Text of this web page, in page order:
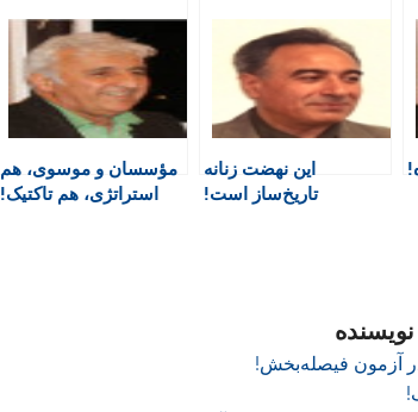
e
این نهضت زنانه
تاریخ‌ساز است!
مؤسسان و موسوی، هم
استراتژی، هم تاکتیک!
آزمون فیصله‌بخش!